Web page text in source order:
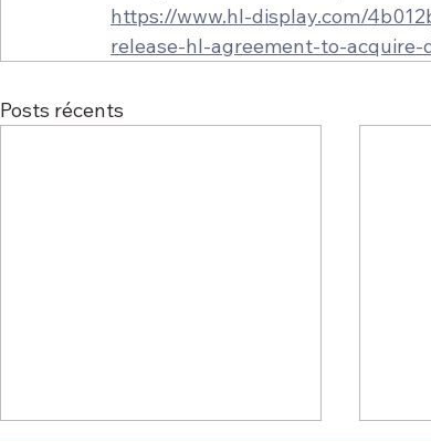
https://www.hl-display.com/
release-hl-agreement-to-acquire-
Posts récents